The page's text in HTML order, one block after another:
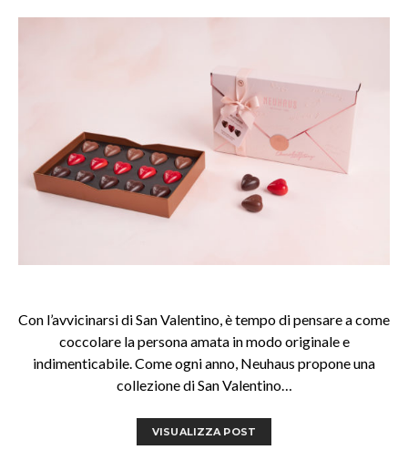
Con l’avvicinarsi di San Valentino, è tempo di pensare a come
coccolare la persona amata in modo originale e
indimenticabile. Come ogni anno, Neuhaus propone una
collezione di San Valentino…
VISUALIZZA POST